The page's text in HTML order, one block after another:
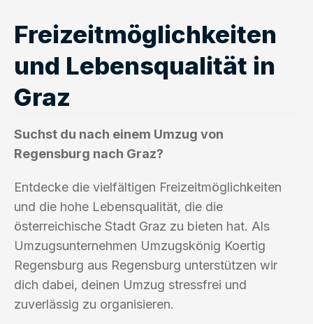
Freizeitmöglichkeiten
und Lebensqualität in
Graz
Suchst du nach einem Umzug von
Regensburg nach Graz?
Entdecke die vielfältigen Freizeitmöglichkeiten
und die hohe Lebensqualität, die die
österreichische Stadt Graz zu bieten hat. Als
Umzugsunternehmen Umzugskönig Koertig
Regensburg aus Regensburg unterstützen wir
dich dabei, deinen Umzug stressfrei und
zuverlässig zu organisieren.